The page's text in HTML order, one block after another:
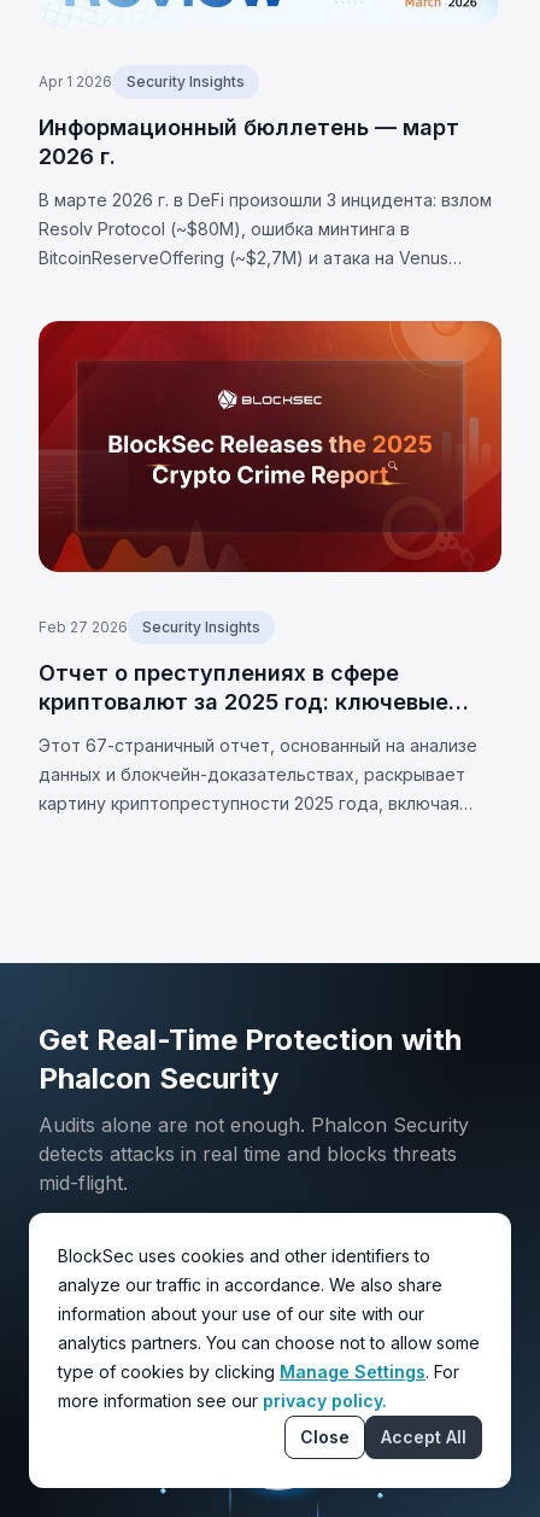
Apr 1 2026 Security Insights
Информационный бюллетень — март
2026 г.
В марте 2026 г. в DeFi произошли 3 инцидента: взлом
Resolv Protocol (~$80М), ошибка минтинга в
BitcoinReserveOffering (~$2,7М) и атака на Venus
Feb 27 2026 Security Insights
Отчет о преступлениях в сфере
криптовалют за 2025 год: ключевые
Этот 67-страничный отчет, основанный на анализе
данных и блокчейн-доказательствах, раскрывает
картину криптопреступности 2025 года, включая
Get Real-Time Protection with
Phalcon Security
Audits alone are not enough. Phalcon Security
detects attacks in real time and blocks threats
mid-flight.
Explore Phalcon Security
BlockSec uses cookies and other identifiers to
analyze our traffic in accordance. We also share
information about your use of our site with our
analytics partners. You can choose not to allow some
type of cookies by clicking Manage Settings. For
more information see our privacy policy.
Close
Accept All